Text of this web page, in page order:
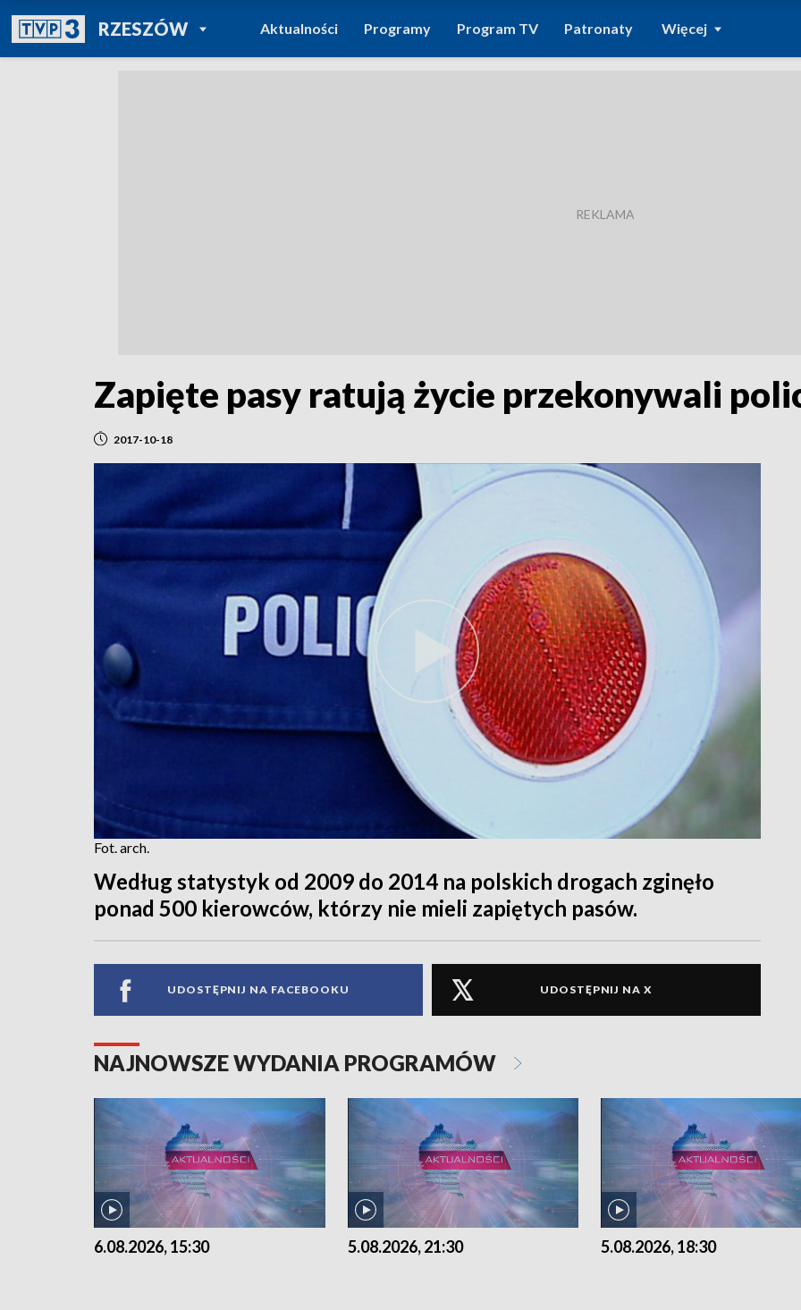
RZESZÓWPOWRÓT DO
TVP REGIONY
Aktualności Programy Program TV Patronaty Więcej
Zapięte pasy ratują życie przekonywali
2017-10-18
Fot. arch.
Według statystyk od 2009 do 2014 na polskich drogach zginęło
ponad 500 kierowców, którzy nie mieli zapiętych pasów.
UDOSTĘPNIJ NA FACEBOOKU UDOSTĘPNIJ NA X
NAJNOWSZE WYDANIA PROGRAMÓW
6.08.2026, 15:30 5.08.2026, 21:30 5.08.2026, 18:30